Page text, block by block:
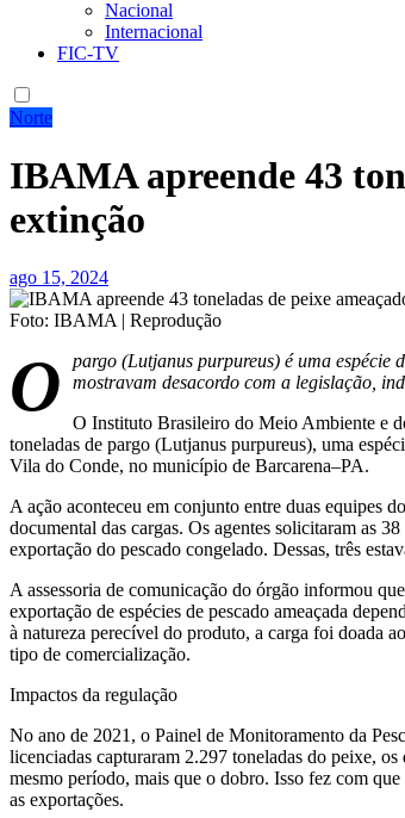
Nacional
Internacional
FIC-TV
Norte
IBAMA apreende 43
extinção
ago 15, 2024
Foto: IBAMA | Reprodução
O
pargo (Lutjanus purpureus) é uma espécie
mostravam desacordo com a legislação,
O Instituto Brasileiro do Meio Ambiente e
toneladas de pargo (Lutjanus purpureus), uma
Vila do Conde, no município de Barcarena–PA.
A ação aconteceu em conjunto entre duas equipes
documental das cargas. Os agentes solicitaram as
exportação do pescado congelado. Dessas, três
A assessoria de comunicação do órgão informou
exportação de espécies de pescado ameaçada
à natureza perecível do produto, a carga foi doada
tipo de comercialização.
Impactos da regulação
No ano de 2021, o Painel de Monitoramento da
licenciadas capturaram 2.297 toneladas do peixe,
mesmo período, mais que o dobro. Isso fez com
as exportações.